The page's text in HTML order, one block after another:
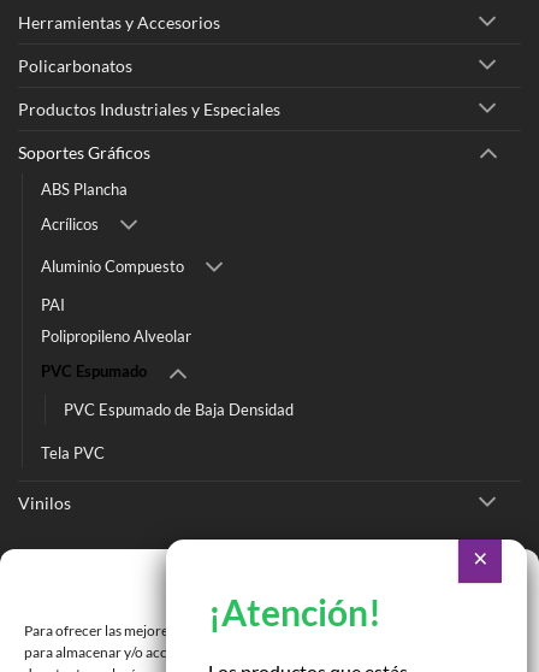
Para ofrecer las mejores experiencias, utilizamos tecnologías como las cookies
para almacenar y/o acceder a la información del dispositivo. El consentimiento
Herramientas y Accesorios
Policarbonatos
Productos Industriales y Especiales
Soportes Gráficos
ABS Plancha
Acrílicos
Aluminio Compuesto
PAI
Polipropileno Alveolar
PVC Espumado
PVC Espumado de Baja Densidad
Tela PVC
Vinilos
Román Spech 3213, Quinta Normal, Región Metropolitana